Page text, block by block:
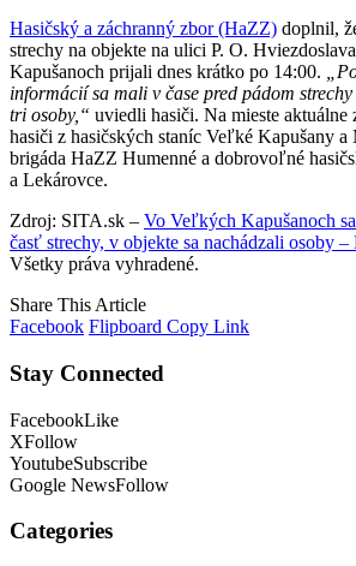
Hasičský a záchranný zbor (HaZZ) doplnil,
strechy na objekte na ulici P. O.
Kapušanoch prijali dnes krátko po 14:00.
informácií sa mali v čase pred pádom
tri osoby,“ uviedli hasiči. Na mieste aktuálne
hasiči z hasičských staníc Veľké Kapušany a
brigáda HaZZ Humenné a dobrovoľné
a Lekárovce.
Zdroj: SITA.sk – Vo Veľkých Kapušanoch
časť strechy, v objekte sa nachádzali osoby
Všetky práva vyhradené.
Share This Article
Facebook Flipboard Copy Link
Stay Connected
FacebookLike
XFollow
YoutubeSubscribe
Google NewsFollow
Categories